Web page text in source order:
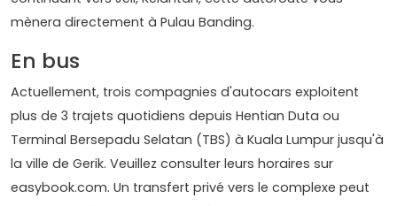
mènera directement à Pulau Banding.
En bus
Actuellement, trois compagnies d'autocars exploitent
plus de 3 trajets quotidiens depuis Hentian Duta ou
Terminal Bersepadu Selatan (TBS) à Kuala Lumpur jusqu'à
la ville de Gerik. Veuillez consulter leurs horaires sur
easybook.com. Un transfert privé vers le complexe peut